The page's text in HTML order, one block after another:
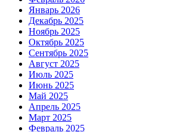
Январь 2026
Декабрь 2025
Ноябрь 2025
Октябрь 2025
Сентябрь 2025
Август 2025
Июль 2025
Июнь 2025
Май 2025
Апрель 2025
Март 2025
Февраль 2025